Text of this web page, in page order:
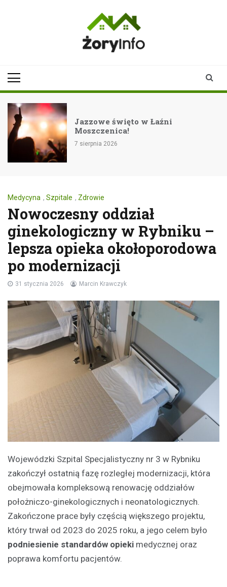
święto w Łaźni
sierpnia 2026
Medycyna , Szpitale , Zdrowie
Nowoczesny oddział
ginekologiczny w Rybniku –
lepsza opieka okołoporodowa
po modernizacji
31 stycznia 2026 Marcin Krawczyk
Wojewódzki Szpital Specjalistyczny nr 3 w Rybniku
zakończył ostatnią fazę rozległej modernizacji, która
obejmowała kompleksową renowację oddziałów
położniczo-ginekologicznych i neonatologicznych.
Zakończone prace były częścią większego projektu,
który trwał od 2023 do 2025 roku, a jego celem było
podniesienie standardów opieki medycznej oraz
poprawa komfortu pacjentów.